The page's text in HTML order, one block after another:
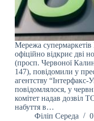
Мережа
офіційно відкриє дві
(просп. Червоної
147), повідомили у
агентству “Інтерфакс-
повідомлялося, у
комітет надав дозвіл
набуття в…
Філіп Середа